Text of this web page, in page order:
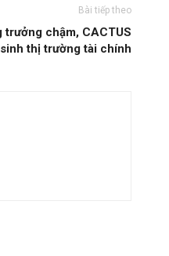
Bài tiếp theo
trưởng chậm, CACTUS
thị trường tài chính